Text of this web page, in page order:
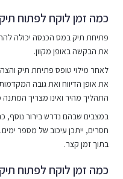
כמה זמן לוקח לפתוח
פתיחת תיק במס הכנסה יכולה
את הבקשה באופן מקוון.
לאחר מילוי טופס פתיחת תיק
את אופן הדיווח ואת גובה
התהליך מהיר ואינו מצריך
במצבים שבהם נדרש בירור נוסף,
חסרים, ייתכן עיכוב של מספר
בתוך זמן קצר.
כמה זמן לוקח לפתוח תיק